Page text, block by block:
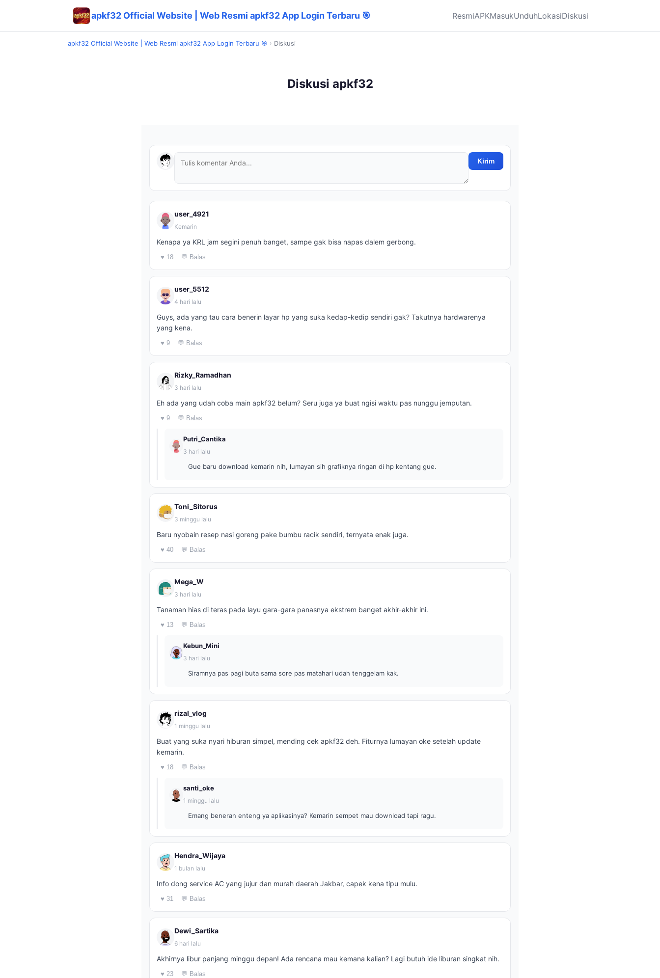
apkf32 Official Website | Web Resmi apkf32 App Login Terbaru 🎯 ResmiAPKMasukUnduhLokasiDiskusi
apkf32 Official Website | Web Resmi apkf32 App Login Terbaru 🎯 › Diskusi
Diskusi apkf32
Kirim
user_4921
Kemarin
Kenapa ya KRL jam segini penuh banget, sampe gak bisa napas dalem gerbong.
♥ 18 💬 Balas
user_5512
4 hari lalu
Guys, ada yang tau cara benerin layar hp yang suka kedap-kedip sendiri gak? Takutnya hardwarenya
yang kena.
♥ 9 💬 Balas
Rizky_Ramadhan
3 hari lalu
Eh ada yang udah coba main apkf32 belum? Seru juga ya buat ngisi waktu pas nunggu jemputan.
♥ 9 💬 Balas
Putri_Cantika
3 hari lalu
Gue baru download kemarin nih, lumayan sih grafiknya ringan di hp kentang gue.
Toni_Sitorus
3 minggu lalu
Baru nyobain resep nasi goreng pake bumbu racik sendiri, ternyata enak juga.
♥ 40 💬 Balas
Mega_W
3 hari lalu
Tanaman hias di teras pada layu gara-gara panasnya ekstrem banget akhir-akhir ini.
♥ 13 💬 Balas
Kebun_Mini
3 hari lalu
Siramnya pas pagi buta sama sore pas matahari udah tenggelam kak.
rizal_vlog
1 minggu lalu
Buat yang suka nyari hiburan simpel, mending cek apkf32 deh. Fiturnya lumayan oke setelah update
kemarin.
♥ 18 💬 Balas
santi_oke
1 minggu lalu
Emang beneran enteng ya aplikasinya? Kemarin sempet mau download tapi ragu.
Hendra_Wijaya
1 bulan lalu
Info dong service AC yang jujur dan murah daerah Jakbar, capek kena tipu mulu.
♥ 31 💬 Balas
Dewi_Sartika
6 hari lalu
Akhirnya libur panjang minggu depan! Ada rencana mau kemana kalian? Lagi butuh ide liburan singkat nih.
♥ 23 💬 Balas